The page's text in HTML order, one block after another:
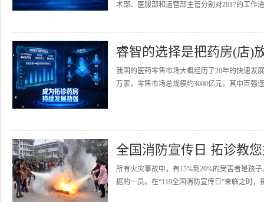
术部、医服部和运营部主管分别对2017的工作
睿智的选择是把药房(店)
我国的医药零售市场大概经历了20年的快速发
万家，零售市场总规模约3000亿元，其中百强
全国消防宣传日 拓诊教
所有火灾事故中，有15%到20%的受害者是孩
据的一员。在“119全国消防宣传日”来临之时